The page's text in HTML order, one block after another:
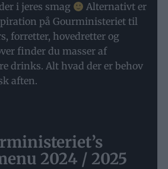
i jeres smag
Alternativt er
på Gourministeriet til
forretter, hovedretter og
finder du masser af
drinks. Alt hvad der er behov
aften.
2024 / 2025